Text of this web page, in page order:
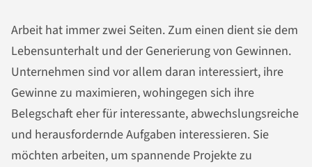
Arbeit hat immer zwei Seiten. Zum einen dient sie dem
Lebensunterhalt und der Generierung von Gewinnen.
Unternehmen sind vor allem daran interessiert, ihre
Gewinne zu maximieren, wohingegen sich ihre
Belegschaft eher für interessante, abwechslungsreiche
und herausfordernde Aufgaben interessieren. Sie
möchten arbeiten, um spannende Projekte zu